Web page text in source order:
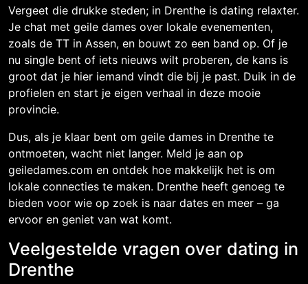
Vergeet die drukke steden; in Drenthe is dating relaxter.
Je chat met geile dames over lokale evenementen,
zoals de TT in Assen, en bouwt zo een band op. Of je
nu single bent of iets nieuws wilt proberen, de kans is
groot dat je hier iemand vindt die bij je past. Duik in de
profielen en start je eigen verhaal in deze mooie
provincie.
Dus, als je klaar bent om geile dames in Drenthe te
ontmoeten, wacht niet langer. Meld je aan op
geiledames.com en ontdek hoe makkelijk het is om
lokale connecties te maken. Drenthe heeft genoeg te
bieden voor wie op zoek is naar dates en meer – ga
ervoor en geniet van wat komt.
Veelgestelde vragen over dating in
Drenthe